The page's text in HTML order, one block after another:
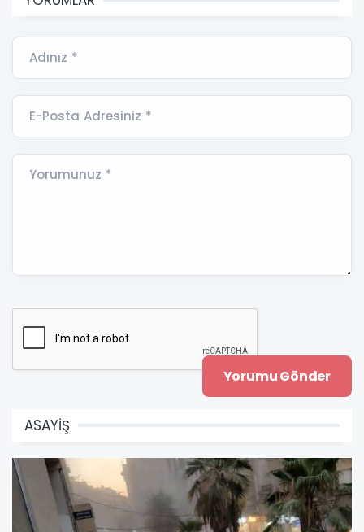
Adınız *
E-Posta Adresiniz *
Yorumunuz *
ASAYİŞ